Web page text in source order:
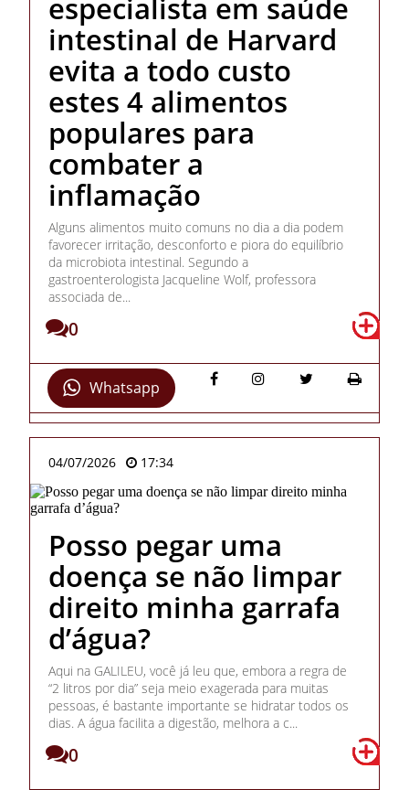
especialista em saúde
intestinal de Harvard
evita a todo custo
estes 4 alimentos
populares para
combater a
inflamação
Alguns alimentos muito comuns no dia a dia podem
favorecer irritação, desconforto e piora do equilíbrio
da microbiota intestinal. Segundo a
gastroenterologista Jacqueline Wolf, professora
associada de...
0
Whatsapp
04/07/2026 17:34
Posso pegar uma
doença se não limpar
direito minha garrafa
d’água?
Aqui na GALILEU, você já leu que, embora a regra de
“2 litros por dia” seja meio exagerada para muitas
pessoas, é bastante importante se hidratar todos os
dias. A água facilita a digestão, melhora a c...
0